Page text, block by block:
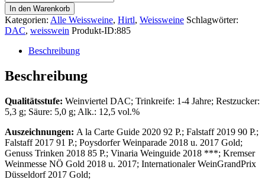
In den Warenkorb
Kategorien: Alle Weissweine, Hirtl, Weissweine Schlagwörter:
DAC, weisswein Produkt-ID:885
Beschreibung
Beschreibung
Qualitätsstufe: Weinviertel DAC; Trinkreife: 1-4 Jahre; Restzucker:
5,3 g; Säure: 5,0 g; Alk.: 12,5 vol.%
Auszeichnungen: A la Carte Guide 2020 92 P.; Falstaff 2019 90 P.;
Falstaff 2017 91 P.; Poysdorfer Weinparade 2018 u. 2017 Gold;
Genuss Trinken 2018 85 P.; Vinaria Weinguide 2018 ***; Kremser
Weinmesse NÖ Gold 2018 u. 2017; Internationaler WeinGrandPrix
Düsseldorf 2017 Gold;